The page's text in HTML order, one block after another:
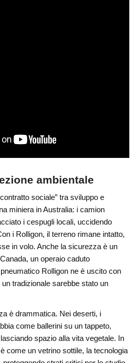
ambientale
sociale” tra sviluppo e
miniera in Australia: i camion
i cespugli locali, uccidendo
i Rolligon, il terreno rimane intatto,
in volo. Anche la sicurezza è un
un operaio caduto
Rolligon ne è uscito con
tradizionale sarebbe stato un
è drammatica. Nei deserti, i
come ballerini su un tappeto,
spazio alla vita vegetale. In
come un vetrino sottile, la tecnologia